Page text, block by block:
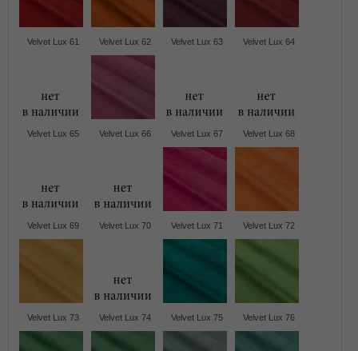
Velvet Lux 61 Velvet Lux 62 Velvet Lux 63 Velvet Lux 64
Velvet Lux 65 Velvet Lux 66 Velvet Lux 67 Velvet Lux 68
Velvet Lux 69 Velvet Lux 70 Velvet Lux 71 Velvet Lux 72
Velvet Lux 73 Velvet Lux 74 Velvet Lux 75 Velvet Lux 76